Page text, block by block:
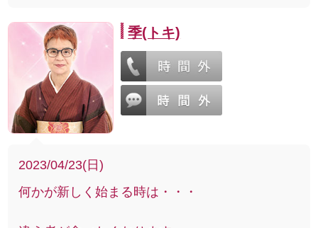
季(トキ)
2023/04/23(日)
何かが新しく始まる時は・・・